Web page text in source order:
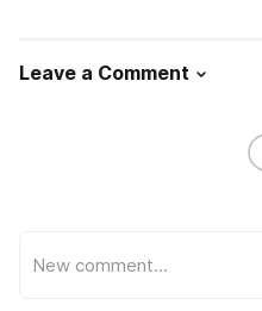
Leave a Comment